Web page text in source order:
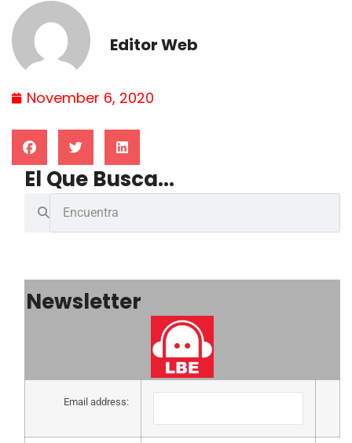
Editor Web
November 6, 2020
El Que Busca...
Newsletter
Email address: